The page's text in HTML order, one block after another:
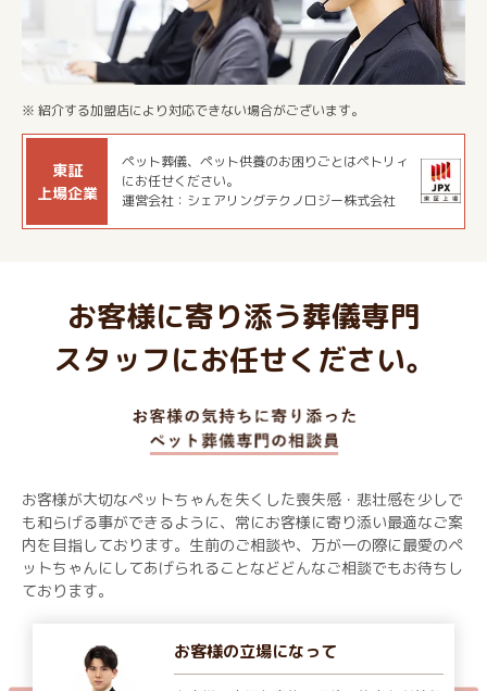
※ 紹介する加盟店により対応できない場合がございます。
東証
上場企業
ペット葬儀、ペット供養のお困りごとはペトリィ
にお任せください。
運営会社：シェアリングテクノロジー株式会社
お客様に寄り添う葬儀専門
スタッフにお任せください。
お客様が大切なペットちゃんを失くした喪失感・悲壮感を少しで
も和らげる事ができるように、常にお客様に寄り添い最適なご案
内を目指しております。生前のご相談や、万が一の際に最愛のペ
ットちゃんにしてあげられることなどどんなご相談でもお待ちし
ております。
お客様の立場になって